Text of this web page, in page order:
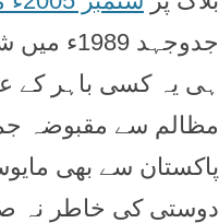
جدوجہد
ہی یہ کسی باہر کے
مظالم سے مقبوضہ
دوستی کی خاطر نہ